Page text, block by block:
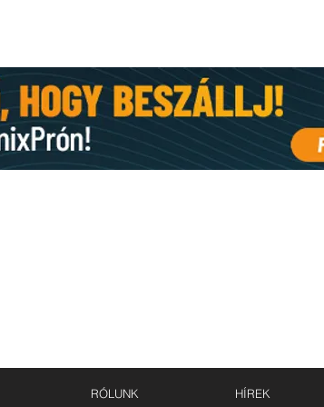
RÓLUNK HÍREK